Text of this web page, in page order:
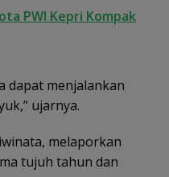
PWI Kepri Kompak
dapat menjalankan
ujarnya.
melaporkan
tujuh tahun dan